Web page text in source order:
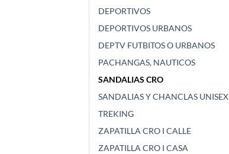
DEPORTIVOS
DEPORTIVOS URBANOS
DEPTV FUTBITOS O URBANOS
PACHANGAS, NAUTICOS
SANDALIAS CRO
SANDALIAS Y CHANCLAS UNISEX
TREKING
ZAPATILLA CRO I CALLE
ZAPATILLA CRO I CASA